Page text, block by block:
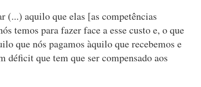
aquilo que elas [as competências
temos para fazer face a esse custo e, o que
que nós pagamos àquilo que recebemos e
déficit que tem que ser compensado aos